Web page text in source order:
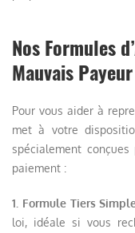
Nos Formules
Mauvais Payeur
Pour vous aider à
met à votre
spécialement
paiement :
1. Formule Tiers
loi, idéale si vous